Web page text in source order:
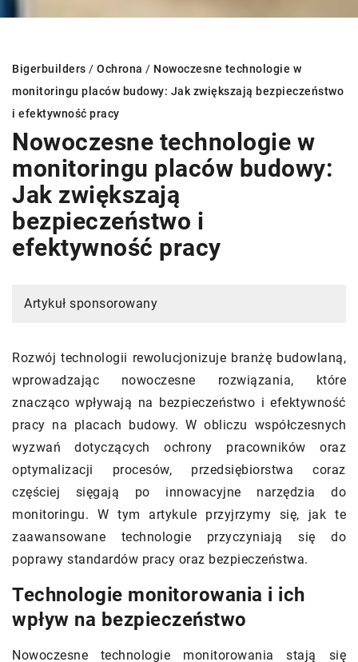
Bigerbuilders / Ochrona / Nowoczesne technologie w
monitoringu placów budowy: Jak zwiększają bezpieczeństwo
i efektywność pracy
Nowoczesne technologie w
monitoringu placów budowy:
Jak zwiększają
bezpieczeństwo i
efektywność pracy
Artykuł sponsorowany
Rozwój technologii rewolucjonizuje branżę budowlaną,
wprowadzając nowoczesne rozwiązania, które
znacząco wpływają na bezpieczeństwo i efektywność
pracy na placach budowy. W obliczu współczesnych
wyzwań dotyczących ochrony pracowników oraz
optymalizacji procesów, przedsiębiorstwa coraz
częściej sięgają po innowacyjne narzędzia do
monitoringu. W tym artykule przyjrzymy się, jak te
zaawansowane technologie przyczyniają się do
poprawy standardów pracy oraz bezpieczeństwa.
Technologie monitorowania i ich
wpływ na bezpieczeństwo
Nowoczesne technologie monitorowania stają się